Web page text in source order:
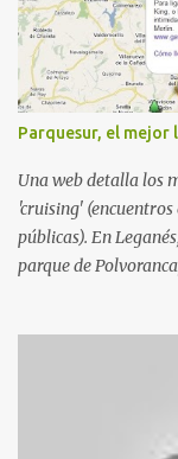
Parquesur, el mejor
Una web detalla los
'cruising'
públicas). En
parque de